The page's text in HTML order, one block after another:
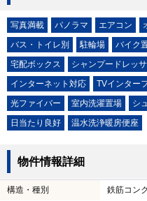
写真満載 パノラマ エアコン
バス・トイレ別
駐輪場 バイク
宅配ボックス
シャンプードレッ
インターネット対応
TVインター
光ファイバー
室内洗濯置場 シ
日当たり良好
温水洗浄暖房便座
物件情報詳細
構造・種別 鉄筋コン